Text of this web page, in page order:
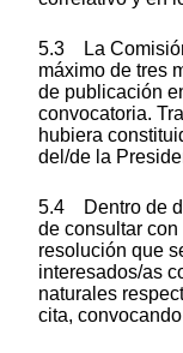
5.3 La
máximo de tres
de publicación
convocatoria.
hubiera
del/de la
5.4 Dentro de
de consultar
resolución que
interesados/as
naturales
cita,